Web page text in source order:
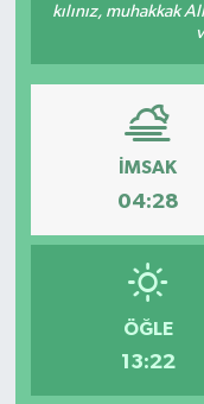
kılınız, muhakkak
İMSAK
04:28
ÖĞLE
13:22
ÇEVRE
RESMİ İLANLAR
KÜLTÜR
MAGAZİN
VEFAT